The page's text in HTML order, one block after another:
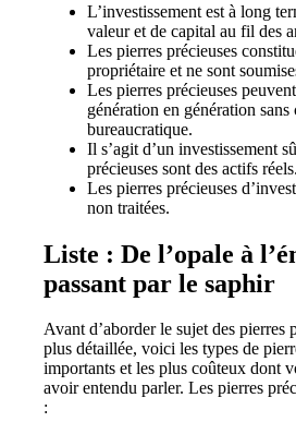
L’investissement est à long
valeur et de capital au fil des
Les pierres précieuses
propriétaire et ne sont
Les pierres précieuses
génération en génération
bureaucratique.
Il s’agit d’un investissement
précieuses sont des actifs réels.
Les pierres précieuses
non traitées.
Liste : De l’opale à
passant par le saphir
Avant d’aborder le sujet des pierres
plus détaillée, voici les types de
importants et les plus coûteux dont
avoir entendu parler. Les pierres
: